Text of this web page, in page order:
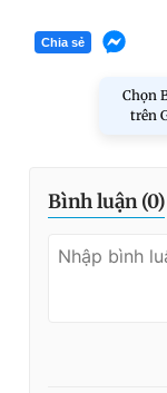
Chia sẻ
Chọn
trên
Bình luận (0)